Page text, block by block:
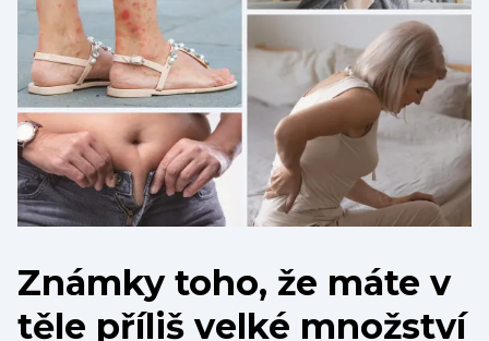
Známky toho, že máte v
těle příliš velké množství